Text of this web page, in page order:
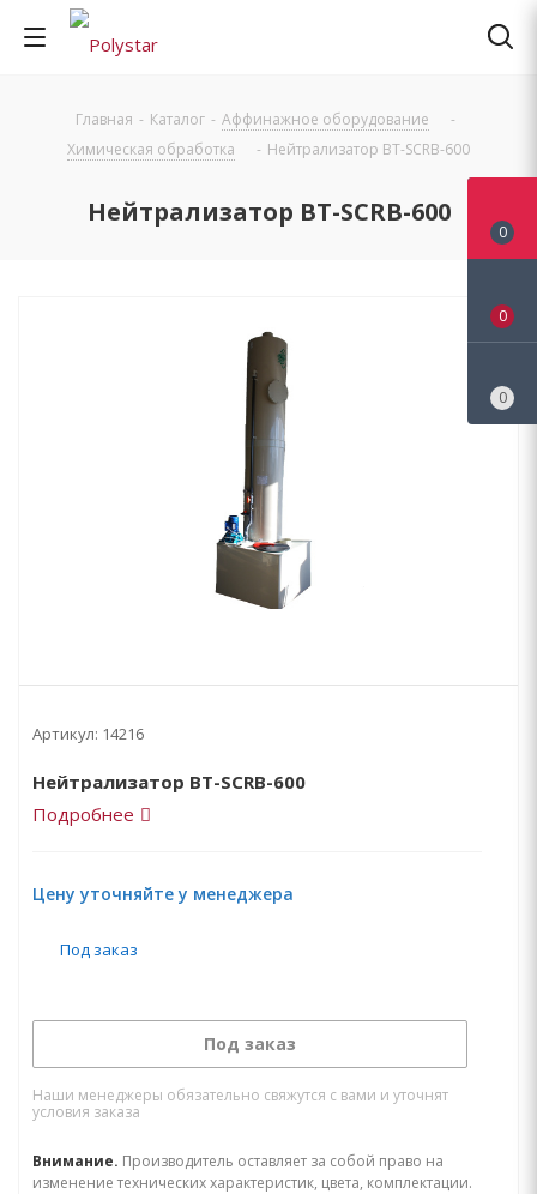
Главная - Каталог - Аффинажное оборудование
-
Химическая обработка
- Нейтрализатор BT-SCRB-600
Нейтрализатор BT-SCRB-600
Артикул: 14216
Нейтрализатор BT-SCRB-600
Подробнее
Цену уточняйте у менеджера
Под заказ
Под заказ
Наши менеджеры обязательно свяжутся с вами и уточнят
условия заказа
Внимание. Производитель оставляет за собой право на
изменение технических характеристик, цвета, комплектации.
0
0
0